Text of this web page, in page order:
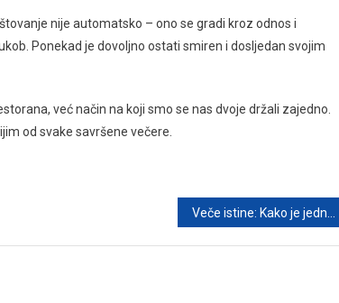
nije automatsko – ono se gradi kroz odnos i
Ponekad je dovoljno ostati smiren i dosljedan svojim
već način na koji smo se nas dvoje držali zajedno.
od svake savršene večere.